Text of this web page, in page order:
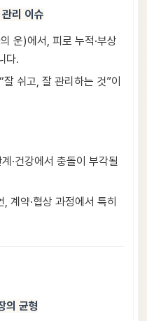
리 이슈
운)에서, 피로 누적·부상
다.
쉬고, 잘 관리하는 것”이
·건강에서 충돌이 부각될
계약·협상 과정에서 특히
의 균형